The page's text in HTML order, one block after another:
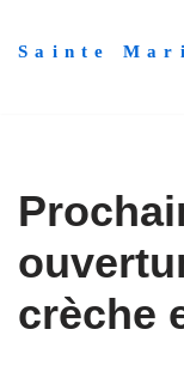
Aller
Sainte
crèche